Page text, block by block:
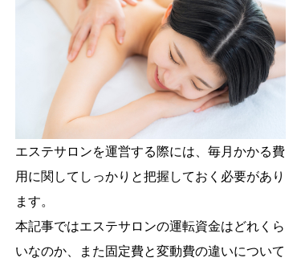
エステサロンを運営する際には、毎月かかる費
用に関してしっかりと把握しておく必要があり
ます。
本記事ではエステサロンの運転資金はどれくら
いなのか、また固定費と変動費の違いについて